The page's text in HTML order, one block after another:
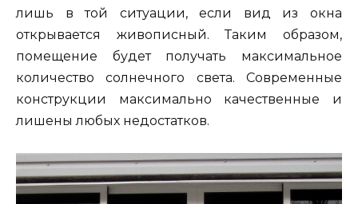
лишь в той ситуации, если вид из окна
открывается живописный. Таким образом,
помещение будет получать максимальное
количество солнечного света. Современные
конструкции максимально качественные и
лишены любых недостатков.